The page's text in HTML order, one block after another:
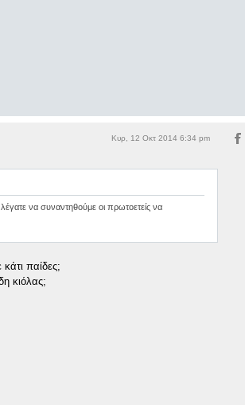
Κυρ, 12 Οκτ 2014 6:34 pm
να συναντηθούμε οι πρωτοετείς να
κάτι παίδες;
κιόλας;